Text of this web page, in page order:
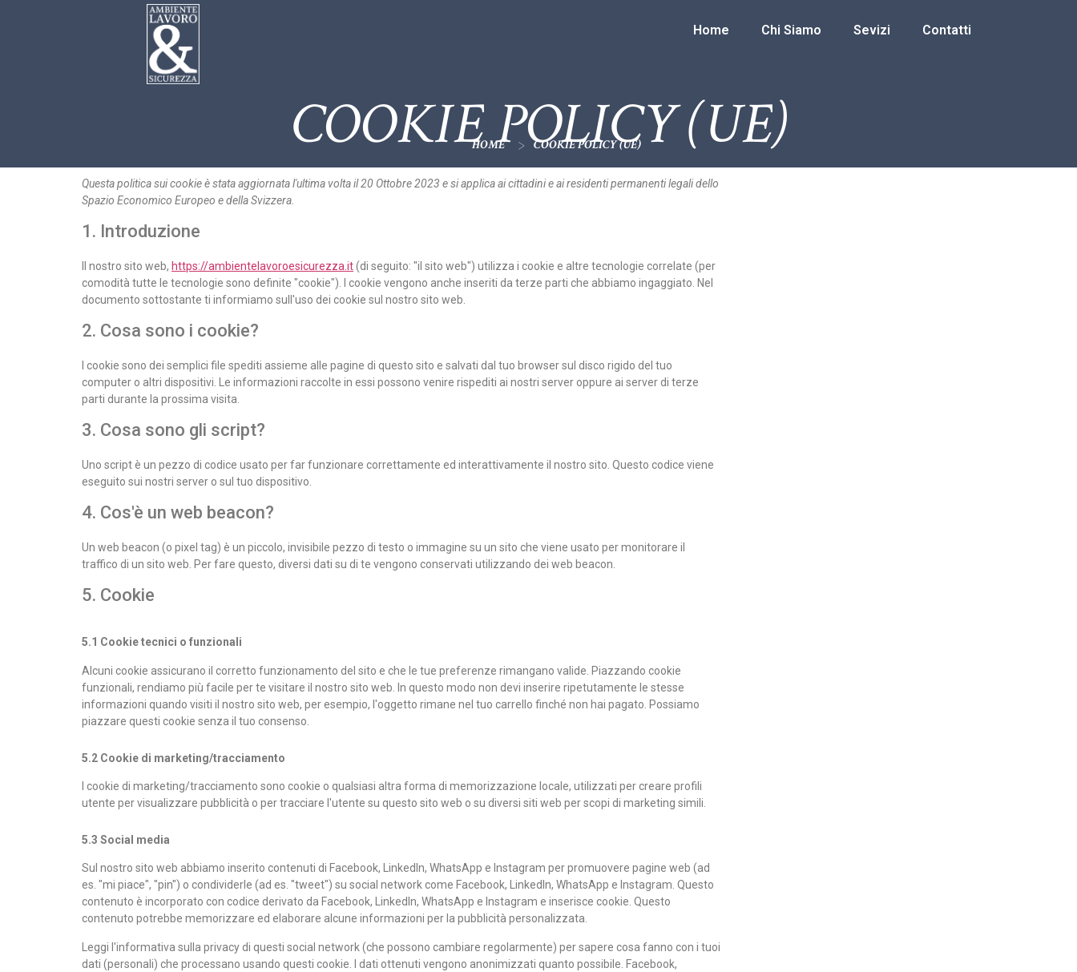
Home Chi Siamo Sevizi Contatti
COOKIE POLICY (UE)
HOME > COOKIE POLICY (UE)
Questa politica sui cookie è stata aggiornata l'ultima volta il 20 Ottobre 2023 e si applica ai cittadini e ai residenti permanenti legali dello
Spazio Economico Europeo e della Svizzera.
1. Introduzione
Il nostro sito web, https://ambientelavoroesicurezza.it(di seguito: "il sito web") utilizza i cookie e altre tecnologie correlate (per
comodità tutte le tecnologie sono definite "cookie"). I cookie vengono anche inseriti da terze parti che abbiamo ingaggiato. Nel
documento sottostante ti informiamo sull'uso dei cookie sul nostro sito web.
2. Cosa sono i cookie?
I cookie sono dei semplici file spediti assieme alle pagine di questo sito e salvati dal tuo browser sul disco rigido del tuo
computer o altri dispositivi. Le informazioni raccolte in essi possono venire rispediti ai nostri server oppure ai server di terze
parti durante la prossima visita.
3. Cosa sono gli script?
Uno script è un pezzo di codice usato per far funzionare correttamente ed interattivamente il nostro sito. Questo codice viene
eseguito sui nostri server o sul tuo dispositivo.
4. Cos'è un web beacon?
Un web beacon (o pixel tag) è un piccolo, invisibile pezzo di testo o immagine su un sito che viene usato per monitorare il
traffico di un sito web. Per fare questo, diversi dati su di te vengono conservati utilizzando dei web beacon.
5. Cookie
5.1 Cookie tecnici o funzionali
Alcuni cookie assicurano il corretto funzionamento del sito e che le tue preferenze rimangano valide. Piazzando cookie
funzionali, rendiamo più facile per te visitare il nostro sito web. In questo modo non devi inserire ripetutamente le stesse
informazioni quando visiti il nostro sito web, per esempio, l'oggetto rimane nel tuo carrello finché non hai pagato. Possiamo
piazzare questi cookie senza il tuo consenso.
5.2 Cookie di marketing/tracciamento
I cookie di marketing/tracciamento sono cookie o qualsiasi altra forma di memorizzazione locale, utilizzati per creare profili
utente per visualizzare pubblicità o per tracciare l'utente su questo sito web o su diversi siti web per scopi di marketing simili.
5.3 Social media
Sul nostro sito web abbiamo inserito contenuti di Facebook, LinkedIn, WhatsApp e Instagram per promuovere pagine web (ad
es. "mi piace", "pin") o condividerle (ad es. "tweet") su social network come Facebook, LinkedIn, WhatsApp e Instagram. Questo
contenuto è incorporato con codice derivato da Facebook, LinkedIn, WhatsApp e Instagram e inserisce cookie. Questo
contenuto potrebbe memorizzare ed elaborare alcune informazioni per la pubblicità personalizzata.
Leggi l'informativa sulla privacy di questi social network (che possono cambiare regolarmente) per sapere cosa fanno con i tuoi
dati (personali) che processano usando questi cookie. I dati ottenuti vengono anonimizzati quanto possibile. Facebook,